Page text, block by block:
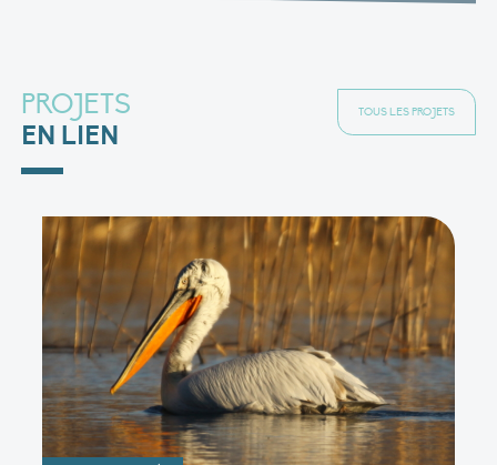
PROJETS
EN LIEN
TOUS LES PROJETS